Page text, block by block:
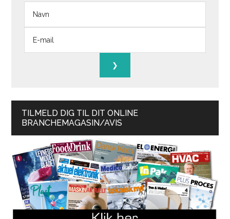
TILMELD DIG TIL DIT ONLINE
BRANCHEMAGASIN/AVIS